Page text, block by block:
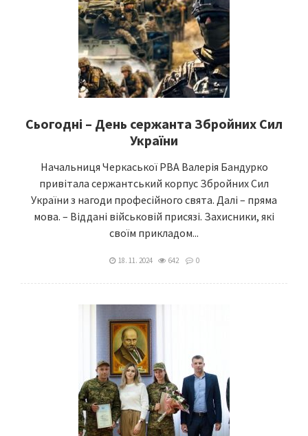
Сьогодні – День сержанта Збройних Сил
України
Начальниця Черкаської РВА Валерія Бандурко
привітала сержантський корпус Збройних Сил
України з нагоди професійного свята. Далі – пряма
мова. – Віддані військовій присязі. Захисники, які
своїм прикладом...
18. 11. 2024 642 0